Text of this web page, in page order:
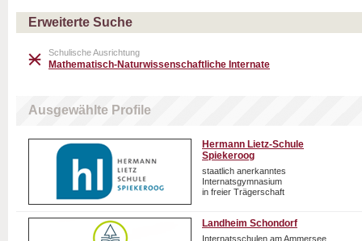
Erweiterte Suche
Schulische Ausrichtung
Mathematisch-Naturwissenschaftliche Internate
Ausgewählte Profile
Hermann Lietz-Schule
Spiekeroog
staatlich anerkanntes
Internatsgymnasium
in freier Trägerschaft
Landheim Schondorf
Internatsschulen am Ammersee